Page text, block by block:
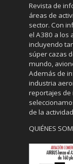
Revista de
áreas de
sector. Con
el A380 a los
incluyendo
súper cazas
mundo,
Además de
industria
reportajes de
de la
QUIÉNES